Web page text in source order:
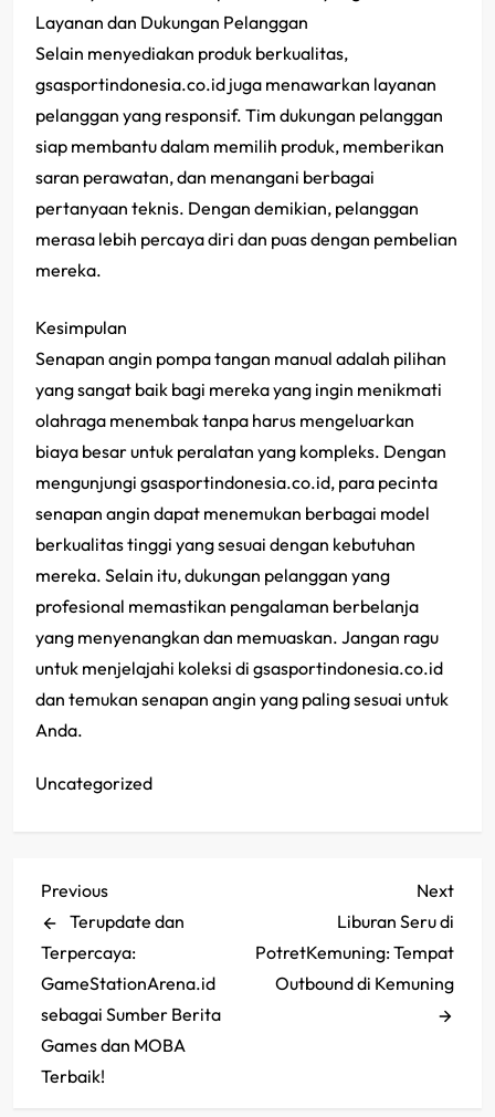
Layanan dan Dukungan Pelanggan
Selain menyediakan produk berkualitas,
gsasportindonesia.co.id juga menawarkan layanan
pelanggan yang responsif. Tim dukungan pelanggan
siap membantu dalam memilih produk, memberikan
saran perawatan, dan menangani berbagai
pertanyaan teknis. Dengan demikian, pelanggan
merasa lebih percaya diri dan puas dengan pembelian
mereka.
Kesimpulan
Senapan angin pompa tangan manual adalah pilihan
yang sangat baik bagi mereka yang ingin menikmati
olahraga menembak tanpa harus mengeluarkan
biaya besar untuk peralatan yang kompleks. Dengan
mengunjungi gsasportindonesia.co.id, para pecinta
senapan angin dapat menemukan berbagai model
berkualitas tinggi yang sesuai dengan kebutuhan
mereka. Selain itu, dukungan pelanggan yang
profesional memastikan pengalaman berbelanja
yang menyenangkan dan memuaskan. Jangan ragu
untuk menjelajahi koleksi di gsasportindonesia.co.id
dan temukan senapan angin yang paling sesuai untuk
Anda.
Uncategorized
P
o
s
t
n
Previous
Post
Previous
Terupdate dan
Terpercaya:
GameStationArena.id
sebagai Sumber Berita
Games dan MOBA
Terbaik!
Next
Next
Liburan Seru di
PotretKemuning: Tempat
Outbound di Kemuning